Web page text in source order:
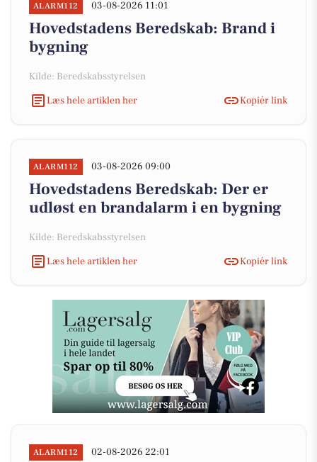
ALARM112 03-08-2026 11:01
Hovedstadens Beredskab: Brand i
bygning
Kilde: Beredskabsstyrelsen
Læs hele artiklen her
Kopiér link
ALARM112 03-08-2026 09:00
Hovedstadens Beredskab: Der er
udløst en brandalarm i en bygning
Kilde: Beredskabsstyrelsen
Læs hele artiklen her
Kopiér link
ALARM112 02-08-2026 22:01